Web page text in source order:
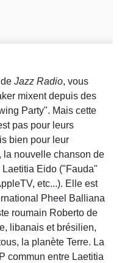
Jazz Radio, vous
mixent depuis des
Party". Mais cette
pas pour leurs
bien pour leur
la nouvelle chanson de
Eido ("Fauda"
etc...). Elle est
Pheel Balliana
roumain Roberto de
libanais et brésilien,
la planète Terre. La
commun entre Laetitia